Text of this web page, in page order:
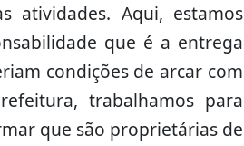
atividades. Aqui, estamos
que é a entrega
condições de arcar com
trabalhamos para
que são proprietárias de